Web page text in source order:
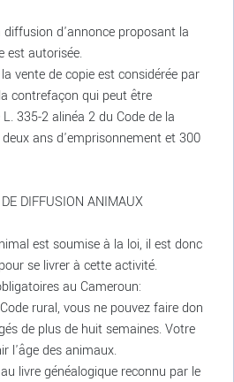
d'annonce proposant la
est autorisée.
vente de copie est considérée par
contrefaçon qui peut être
335-2 alinéa 2 du Code de la
ans d'emprisonnement et 300
DIFFUSION ANIMAUX
est soumise à la loi, il est donc
se livrer à cette activité.
au Cameroun:
rural, vous ne pouvez faire don
de plus de huit semaines. Votre
l'âge des animaux.
livre généalogique reconnu par le